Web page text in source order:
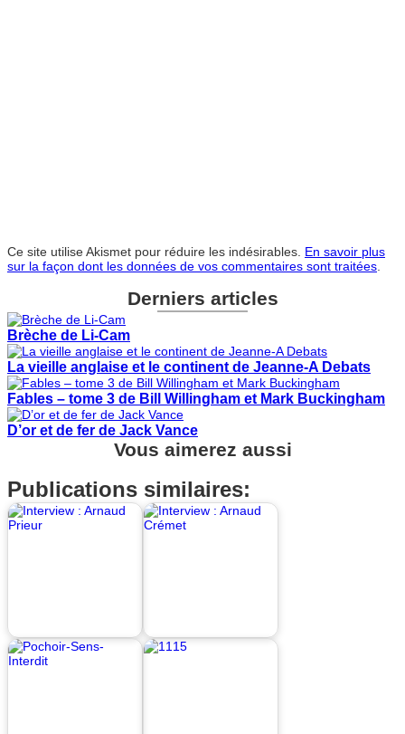
Ce site utilise Akismet pour réduire les indésirables. En savoir plus
sur la façon dont les données de vos commentaires sont traitées
Derniers articles
Brèche de Li-Cam
La vieille anglaise et le continent de Jeanne-A Debats
Fables – tome 3 de Bill Willingham et Mark Buckingham
D’or et de fer de Jack Vance
Vous aimerez aussi
Publications similaires: